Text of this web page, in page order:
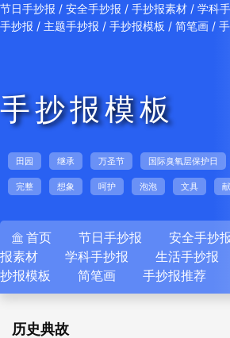
节日手抄报 / 安全手抄报 / 手抄报素材 / 学科
手抄报 / 主题手抄报 / 手抄报模板 / 简笔画 /
手抄报模板
田园 继承 万圣节 国际臭氧层保护日
完整 想象 呵护 泡泡 文具
 首页 节日手抄报 安全手抄
报素材
学科手抄报 生活手抄报
抄报模板
简笔画 手抄报推荐
历史典故